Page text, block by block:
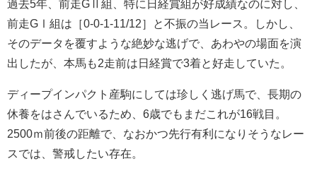
過去5年、前走GⅡ組、特に日経賞組が好成績なのに対し、
前走GⅠ組は［0-0-1-11/12］と不振の当レース。しかし、
そのデータを覆すような絶妙な逃げで、あわやの場面を演
出したが、本馬も2走前は日経賞で3着と好走していた。
ディープインパクト産駒にしては珍しく逃げ馬で、長期の
休養をはさんでいるため、6歳でもまだこれが16戦目。
2500ｍ前後の距離で、なおかつ先行有利になりそうなレー
スでは、警戒したい存在。